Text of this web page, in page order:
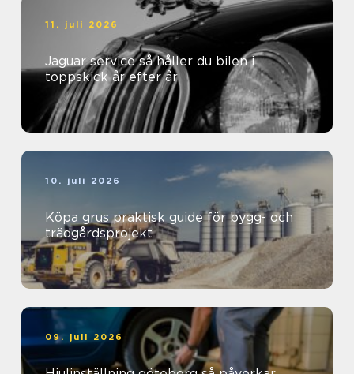
11. juli 2026
Jaguar service så håller du bilen i
toppskick år efter år
10. juli 2026
Köpa grus praktisk guide för bygg- och
trädgårdsprojekt
09. juli 2026